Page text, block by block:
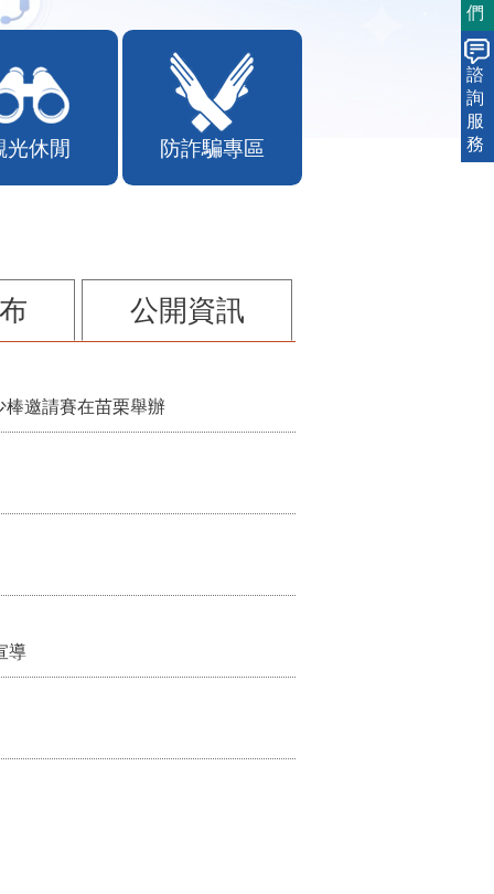
光休閒 防詐騙專區
公開資訊
邀請賽在苗栗舉辦
導
們
諮
詢
服
務